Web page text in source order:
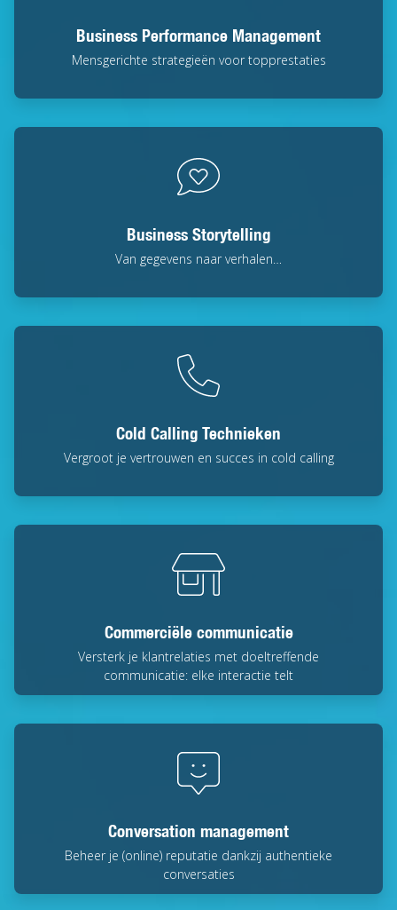
Business Performance Management
Mensgerichte strategieën voor topprestaties
Business Storytelling
Van gegevens naar verhalen…
Cold Calling Technieken
Vergroot je vertrouwen en succes in cold calling
Commerciële communicatie
Versterk je klantrelaties met doeltreffende
communicatie: elke interactie telt
Conversation management
Beheer je (online) reputatie dankzij authentieke
conversaties